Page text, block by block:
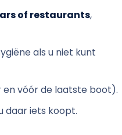
of restaurants,
als u niet kunt
en vóór de laatste boot).
daar iets koopt.